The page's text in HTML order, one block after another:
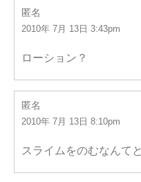
匿名
2010年 7月 13日 3:43pm
ローション？
匿名
2010年 7月 13日 8:10pm
スライムをのむなんて